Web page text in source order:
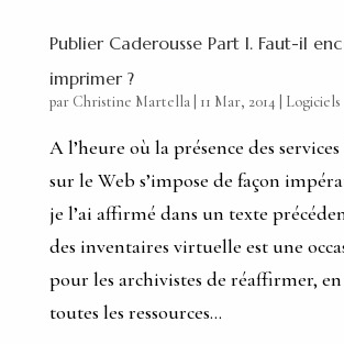
Publier Caderousse Part I. Faut-il
imprimer ?
par Christine Martella| 11 Mar, 2014 Logiciels
A l’heure où la présence des services
sur le Web s’impose de façon
je l’ai affirmé dans un texte
des inventaires virtuelle est une
pour les archivistes de réaffirmer,
toutes les ressources...